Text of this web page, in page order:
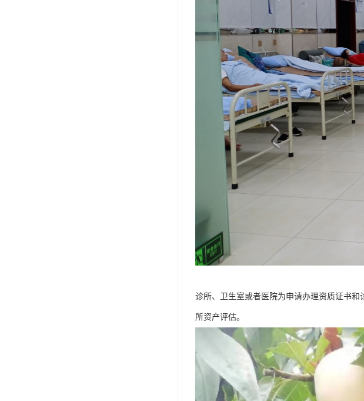
诊所、卫生室或者医院为申请办理资质证书
所资产评估。